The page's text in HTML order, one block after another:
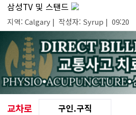
삼성TV 및 스탠드
지역: Calgary | 작성자: Syrup | 09:20
교차로 구인.구직